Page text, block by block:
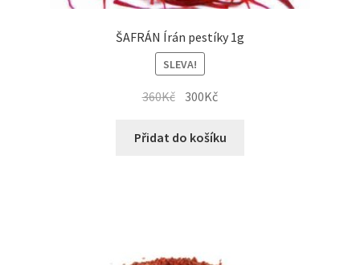
ŠAFRÁN Írán pestíky 1g
SLEVA!
360Kč Původní
byla:
300KčAktuální
je:
Přidat do košíku